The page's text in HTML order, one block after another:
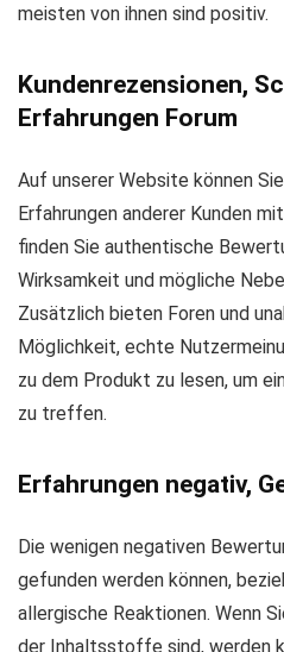
meisten von ihnen sind positiv.
Kundenrezensionen,
Erfahrungen Forum
Auf unserer Website können
Erfahrungen anderer Kunden
finden Sie authentische
Wirksamkeit und mögliche
Zusätzlich bieten Foren und
Möglichkeit, echte
zu dem Produkt zu lesen, um
zu treffen.
Erfahrungen negativ,
Die wenigen negativen
gefunden werden können,
allergische Reaktionen. Wenn
der Inhaltsstoffe sind, werden